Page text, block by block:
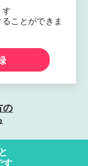
ことができま
の
す